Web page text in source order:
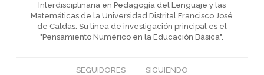
Interdisciplinaria en Pedagogía del Lenguaje y las
Matemáticas de la Universidad Distrital Francisco José
de Caldas. Su línea de investigación principal es el
"Pensamiento Numérico en la Educación Básica".
SEGUIDORES SIGUIENDO